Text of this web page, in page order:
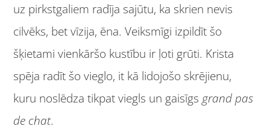
uz pirkstgaliem radīja sajūtu, ka skrien nevis
cilvēks, bet vīzija, ēna. Veiksmīgi izpildīt šo
šķietami vienkāršo kustību ir ļoti grūti. Krista
spēja radīt šo vieglo, it kā lidojošo skrējienu,
kuru noslēdza tikpat viegls un gaisīgs grand pas
de chat.